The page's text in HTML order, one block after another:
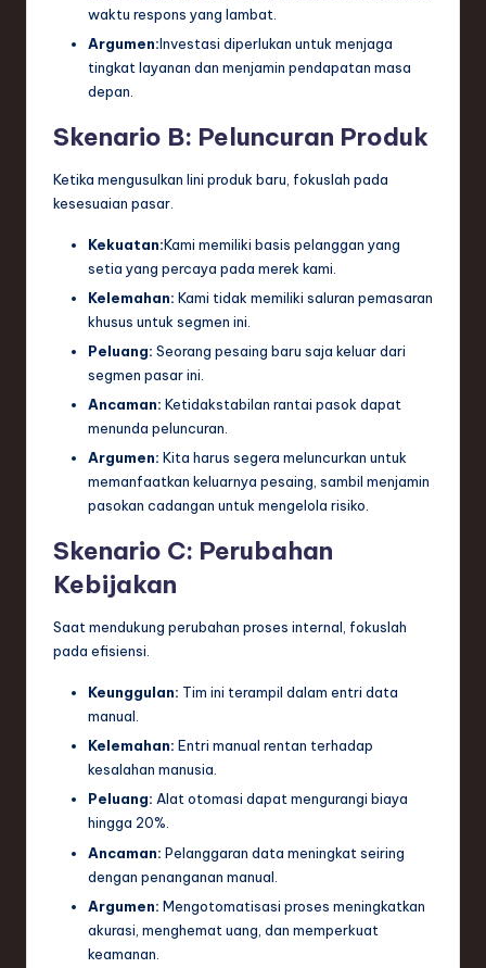
waktu respons yang lambat.
Argumen:Investasi diperlukan untuk menjaga
tingkat layanan dan menjamin pendapatan masa
depan.
Skenario B: Peluncuran Produk
Ketika mengusulkan lini produk baru, fokuslah pada
kesesuaian pasar.
Kekuatan:Kami memiliki basis pelanggan yang
setia yang percaya pada merek kami.
Kelemahan: Kami tidak memiliki saluran pemasaran
khusus untuk segmen ini.
Peluang: Seorang pesaing baru saja keluar dari
segmen pasar ini.
Ancaman: Ketidakstabilan rantai pasok dapat
menunda peluncuran.
Argumen: Kita harus segera meluncurkan untuk
memanfaatkan keluarnya pesaing, sambil menjamin
pasokan cadangan untuk mengelola risiko.
Skenario C: Perubahan
Kebijakan
Saat mendukung perubahan proses internal, fokuslah
pada efisiensi.
Keunggulan: Tim ini terampil dalam entri data
manual.
Kelemahan: Entri manual rentan terhadap
kesalahan manusia.
Peluang: Alat otomasi dapat mengurangi biaya
hingga 20%.
Ancaman: Pelanggaran data meningkat seiring
dengan penanganan manual.
Argumen: Mengotomatisasi proses meningkatkan
akurasi, menghemat uang, dan memperkuat
keamanan.